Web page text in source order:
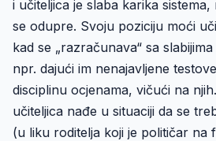
i učiteljica je slaba karika
se odupre. Svoju poziciju moći
kad se „razračunava“ sa
npr. dajući im nenajavljene
disciplinu ocjenama, vičući na
učiteljica nađe u situaciji da se
(u liku roditelja koji je političar na